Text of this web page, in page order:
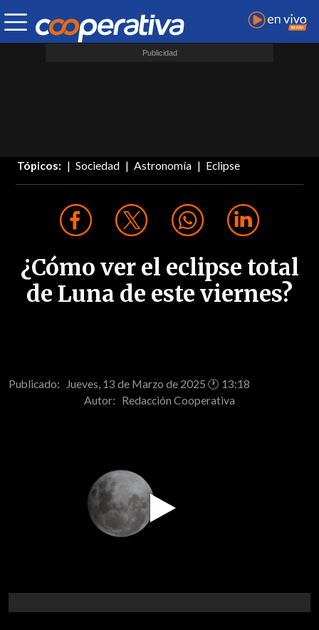
Tópicos: Sociedad Astronomía Eclipse
¿Cómo ver el eclipse total
de Luna de este viernes?
Publicado: Jueves, 13 de Marzo de 2025 🕐 13:18
Autor: Redacción Cooperativa
Play
Video